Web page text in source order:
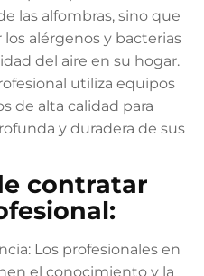
las alfombras, sino que
alérgenos y bacterias
del aire en su hogar.
utiliza equipos
de alta calidad para
y duradera de sus
contratar
Los profesionales en
el conocimiento y la